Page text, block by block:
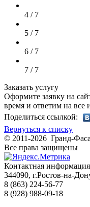
4 / 7
5 / 7
6 / 7
7 / 7
Заказать услугу
Оформите заявку на
время и ответим на
Поделиться ссылкой:
Вернуться к списку
© 2011-2026 Гранд-
Все права защищены
Контактная информация
344090, г.Ростов-на-
8 (863) 224-56-77
8 (928) 988-09-18